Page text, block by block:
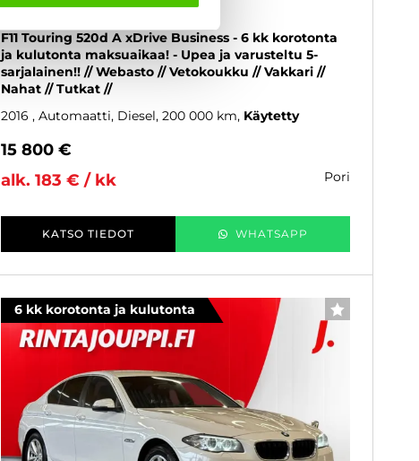
BMW 520
F11 Touring 520d A xDrive Business - 6 kk korotonta
ja kulutonta maksuaikaa! - Upea ja varusteltu 5-
sarjalainen!! // Webasto // Vetokoukku // Vakkari //
Nahat // Tutkat //
2016 , Automaatti, Diesel, 200 000 km Käytetty
15 800 €
alk. 183 € / kk
pori
KATSO TIEDOT WHATSAPP
6 kk korotonta ja kulutonta SUOSIKKI